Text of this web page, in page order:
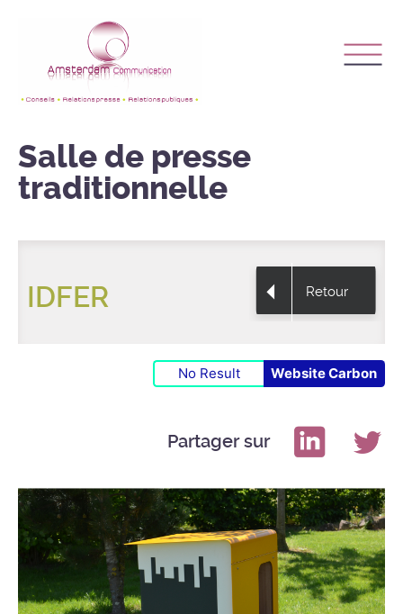
Salle de presse
traditionnelle
Retour
IDFER
No Result Website Carbon
Partager sur